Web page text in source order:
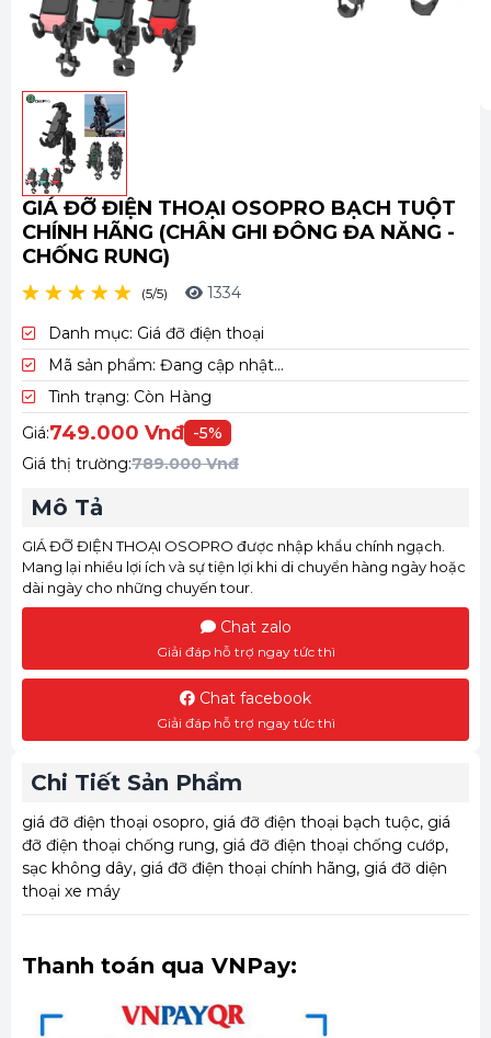
GIÁ ĐỠ ĐIỆN THOẠI OSOPRO BẠCH TUỘT
CHÍNH HÃNG (CHÂN GHI ĐÔNG ĐA NĂNG -
CHỐNG RUNG)
(5/5) 1334
Danh mục: Giá đỡ điện thoại
Mã sản phẩm: Đang cập nhật...
Tình trạng: Còn Hàng
Giá:749.000 Vnđ -5%
Giá thị trường:789.000 Vnđ
Mô Tả
GIÁ ĐỠ ĐIỆN THOẠI OSOPRO được nhập khẩu chính ngạch.
Mang lại nhiều lợi ích và sự tiện lợi khi di chuyển hàng ngày hoặc
dài ngày cho những chuyến tour.
Chat zalo
Giải đáp hỗ trợ ngay tức thì
Chat facebook
Giải đáp hỗ trợ ngay tức thì
Chi Tiết Sản Phẩm
giá đỡ điện thoại osopro, giá đỡ điện thoại bạch tuộc, giá
đỡ điện thoại chống rung, giá đỡ điện thoại chống cướp,
sạc không dây, giá đỡ điện thoại chính hãng, giá đỡ diện
thoại xe máy
Thanh toán qua VNPay: